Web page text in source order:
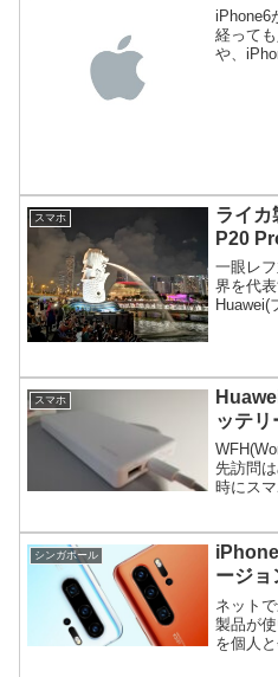
iPhone6
経って
や、
スマホ
ライカ
P20
一眼レ
界を代
Huawei(
出して
Hu...
スマホ
ッテリ
先訪問
時にス
電する
応バッ
シンガポール
ージ
ネット
製品が
を個人
し、こ